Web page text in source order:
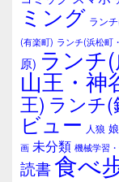
ミング ラン
(有楽町) ランチ(浜松町
原) ランチ
山王・神
王) ランチ(
ビュー 人狼
画 未分類 機械学習
読書食べ